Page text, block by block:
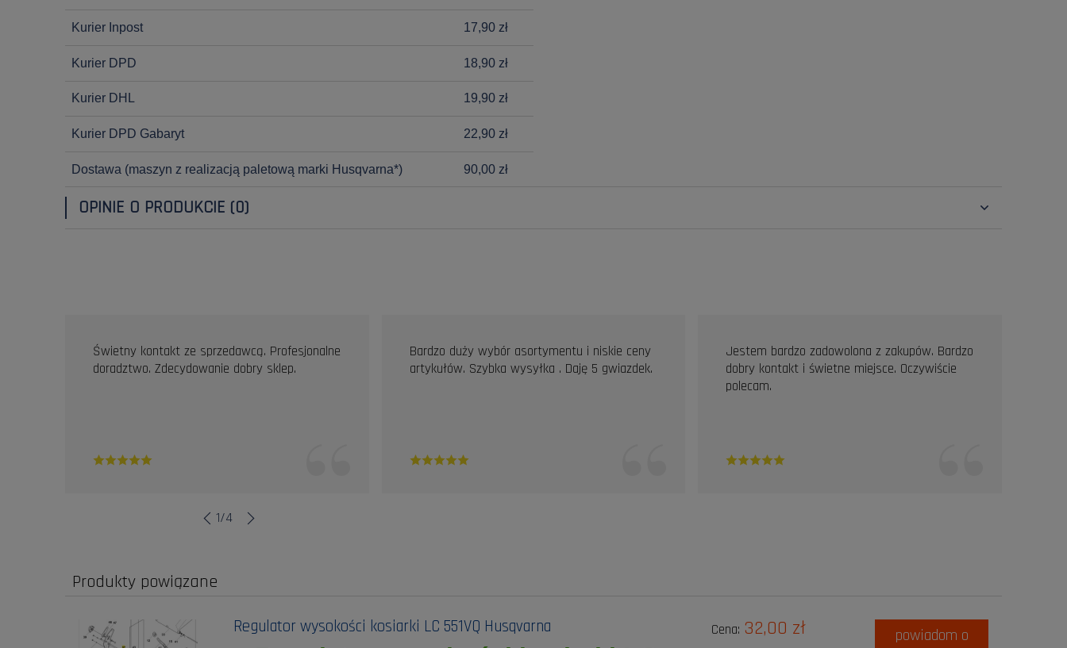
Kurier Inpost 17,90 zł
Kurier DPD 18,90 zł
Kurier DHL 19,90 zł
Kurier DPD Gabaryt 22,90 zł
Dostawa (maszyn z realizacją paletową marki Husqvarna*) 90,00 zł
OPINIE O PRODUKCIE (0)
Świetny kontakt ze sprzedawcą. Profesjonalne
doradztwo. Zdecydowanie dobry sklep.
Bardzo duży wybór asortymentu i niskie ceny
artykułów. Szybka wysyłka . Daję 5 gwiazdek.
Jestem bardzo zadowolona z zakupów. Bardzo
dobry kontakt i świetne miejsce. Oczywiście
polecam.
1/4
Produkty powiązane
Regulator wysokości kosiarki LC 551VQ Husqvarna Cena: 32,00 zł
powiadom o